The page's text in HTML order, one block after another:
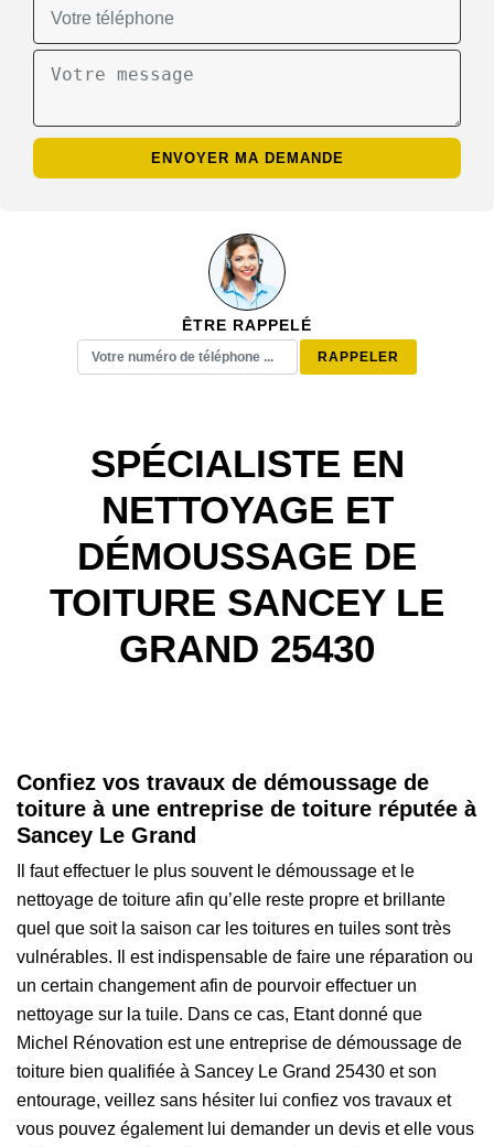
ÊTRE RAPPELÉ
SPÉCIALISTE EN
NETTOYAGE ET
DÉMOUSSAGE DE
TOITURE SANCEY LE
GRAND 25430
Confiez vos travaux de démoussage de
toiture à une entreprise de toiture réputée à
Sancey Le Grand
Il faut effectuer le plus souvent le démoussage et le
nettoyage de toiture afin qu’elle reste propre et brillante
quel que soit la saison car les toitures en tuiles sont très
vulnérables. Il est indispensable de faire une réparation ou
un certain changement afin de pourvoir effectuer un
nettoyage sur la tuile. Dans ce cas, Etant donné que
Michel Rénovation est une entreprise de démoussage de
toiture bien qualifiée à Sancey Le Grand 25430 et son
entourage, veillez sans hésiter lui confiez vos travaux et
vous pouvez également lui demander un devis et elle vous